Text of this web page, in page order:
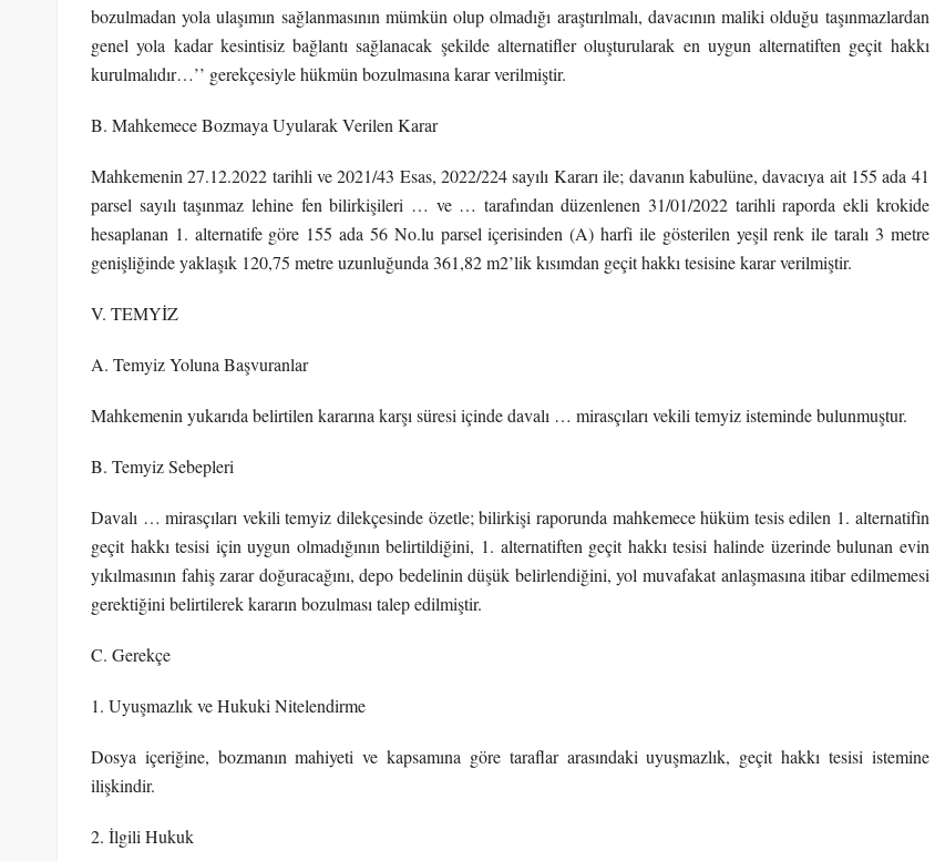
bozulmadan yola ulaşımın sağlanmasının mümkün olup olmadığı araştırılmalı, davacının maliki olduğu taşınmazlardan
genel yola kadar kesintisiz bağlantı sağlanacak şekilde alternatifler oluşturularak en uygun alternatiften geçit hakkı
kurulmalıdır…’’ gerekçesiyle hükmün bozulmasına karar verilmiştir.
B. Mahkemece Bozmaya Uyularak Verilen Karar
Mahkemenin 27.12.2022 tarihli ve 2021/43 Esas, 2022/224 sayılı Kararı ile; davanın kabulüne, davacıya ait 155 ada 41
parsel sayılı taşınmaz lehine fen bilirkişileri … ve … tarafından düzenlenen 31/01/2022 tarihli raporda ekli krokide
hesaplanan 1. alternatife göre 155 ada 56 No.lu parsel içerisinden (A) harfi ile gösterilen yeşil renk ile taralı 3 metre
genişliğinde yaklaşık 120,75 metre uzunluğunda 361,82 m2’lik kısımdan geçit hakkı tesisine karar verilmiştir.
V. TEMYİZ
A. Temyiz Yoluna Başvuranlar
Mahkemenin yukarıda belirtilen kararına karşı süresi içinde davalı … mirasçıları vekili temyiz isteminde bulunmuştur.
B. Temyiz Sebepleri
Davalı … mirasçıları vekili temyiz dilekçesinde özetle; bilirkişi raporunda mahkemece hüküm tesis edilen 1. alternatifin
geçit hakkı tesisi için uygun olmadığının belirtildiğini, 1. alternatiften geçit hakkı tesisi halinde üzerinde bulunan evin
yıkılmasının fahiş zarar doğuracağını, depo bedelinin düşük belirlendiğini, yol muvafakat anlaşmasına itibar edilmemesi
gerektiğini belirtilerek kararın bozulması talep edilmiştir.
C. Gerekçe
1. Uyuşmazlık ve Hukuki Nitelendirme
Dosya içeriğine, bozmanın mahiyeti ve kapsamına göre taraflar arasındaki uyuşmazlık, geçit hakkı tesisi istemine
ilişkindir.
2. İlgili Hukuk